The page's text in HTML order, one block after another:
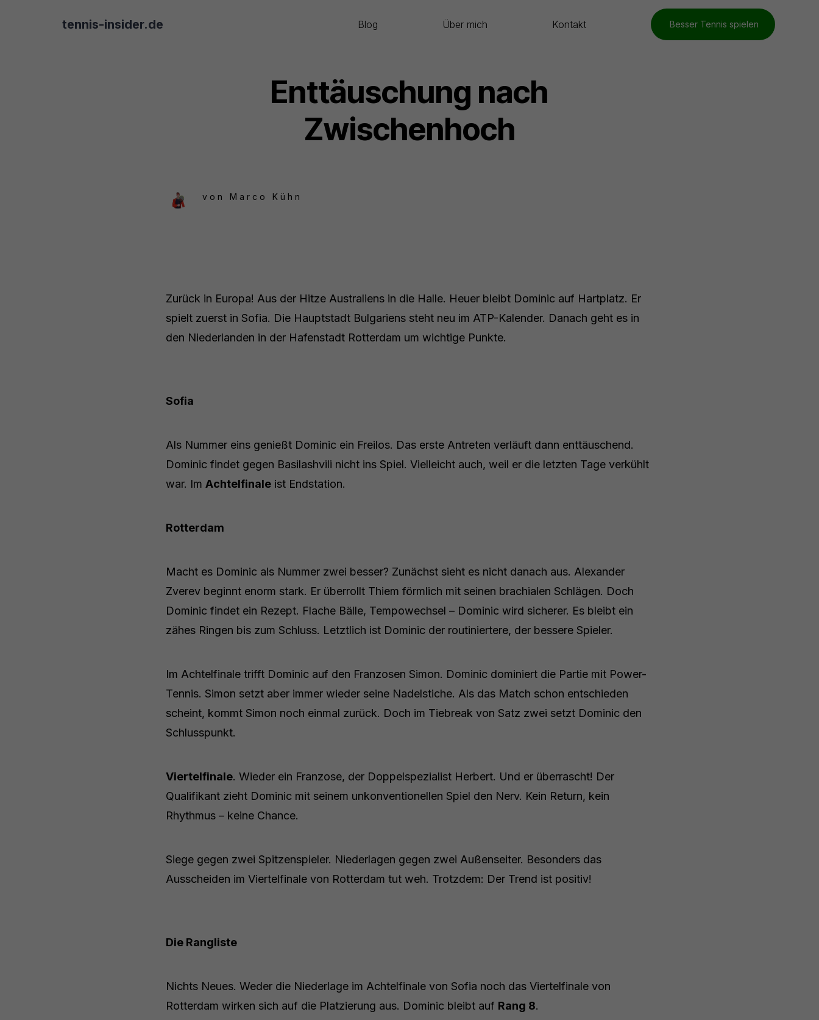
tennis-insider.de Blog Über mich Kontakt Besser Tennis spielen
Enttäuschung nach
Zwischenhoch
von Marco Kühn
Zurück in Europa! Aus der Hitze Australiens in die Halle. Heuer bleibt Dominic auf Hartplatz. Er
spielt zuerst in Sofia. Die Hauptstadt Bulgariens steht neu im ATP-Kalender. Danach geht es in
den Niederlanden in der Hafenstadt Rotterdam um wichtige Punkte.
Sofia
Als Nummer eins genießt Dominic ein Freilos. Das erste Antreten verläuft dann enttäuschend.
Dominic findet gegen Basilashvili nicht ins Spiel. Vielleicht auch, weil er die letzten Tage verkühlt
war. Im Achtelfinale ist Endstation.
Rotterdam
Macht es Dominic als Nummer zwei besser? Zunächst sieht es nicht danach aus. Alexander
Zverev beginnt enorm stark. Er überrollt Thiem förmlich mit seinen brachialen Schlägen. Doch
Dominic findet ein Rezept. Flache Bälle, Tempowechsel – Dominic wird sicherer. Es bleibt ein
zähes Ringen bis zum Schluss. Letztlich ist Dominic der routiniertere, der bessere Spieler.
Im Achtelfinale trifft Dominic auf den Franzosen Simon. Dominic dominiert die Partie mit Power-
Tennis. Simon setzt aber immer wieder seine Nadelstiche. Als das Match schon entschieden
scheint, kommt Simon noch einmal zurück. Doch im Tiebreak von Satz zwei setzt Dominic den
Schlusspunkt.
Viertelfinale. Wieder ein Franzose, der Doppelspezialist Herbert. Und er überrascht! Der
Qualifikant zieht Dominic mit seinem unkonventionellen Spiel den Nerv. Kein Return, kein
Rhythmus – keine Chance.
Siege gegen zwei Spitzenspieler. Niederlagen gegen zwei Außenseiter. Besonders das
Ausscheiden im Viertelfinale von Rotterdam tut weh. Trotzdem: Der Trend ist positiv!
Die Rangliste
Nichts Neues. Weder die Niederlage im Achtelfinale von Sofia noch das Viertelfinale von
Rotterdam wirken sich auf die Platzierung aus. Dominic bleibt auf Rang 8.